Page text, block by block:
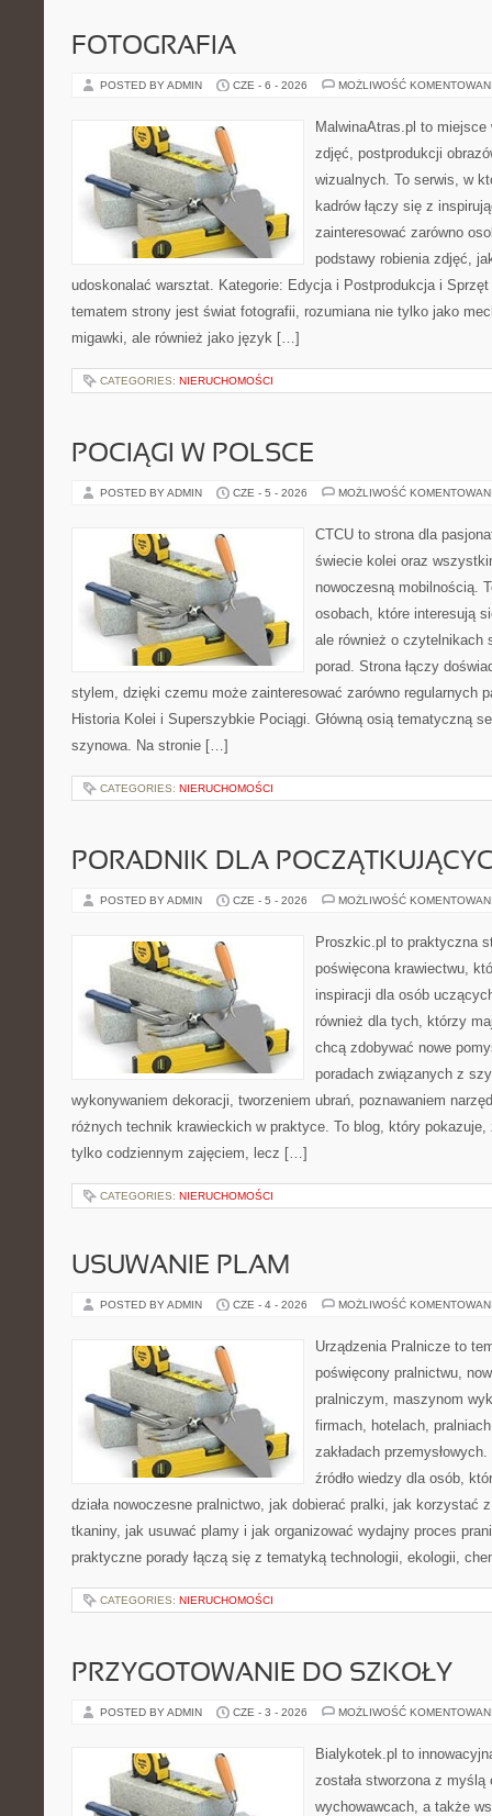
FOTOGRAFIA
POSTED BY ADMIN CZE - 6 - 2026 MOŻLIWOŚĆ
MalwinaAtras.pl to
zdjęć, postprodukcji
wizualnych. To serwis, w
kadrów łączy się z
zainteresować zarówno
podstawy robienia zdjęć,
udoskonalać warsztat. Kategorie: Edycja i Postprodukcja i Sprzęt
tematem strony jest świat fotografii, rozumiana nie tylko jako
migawki, ale również jako język […]
CATEGORIES: NIERUCHOMOŚCI
POCIĄGI W POLSCE
POSTED BY ADMIN CZE - 5 - 2026 MOŻLIWOŚĆ
CTCU to strona dla
świecie kolei oraz
nowoczesną mobilnością.
osobach, które interesują
ale również o czytelnikach
porad. Strona łączy
stylem, dzięki czemu może zainteresować zarówno regularnych
Historia Kolei i Superszybkie Pociągi. Główną osią tematyczną
szynowa. Na stronie […]
CATEGORIES: NIERUCHOMOŚCI
PORADNIK DLA
POSTED BY ADMIN CZE - 5 - 2026 MOŻLIWOŚĆ
Proszkic.pl to praktyczna
poświęcona krawiectwu,
inspiracji dla osób
również dla tych, którzy
chcą zdobywać nowe
poradach związanych z
wykonywaniem dekoracji, tworzeniem ubrań, poznawaniem
różnych technik krawieckich w praktyce. To blog, który
tylko codziennym zajęciem, lecz […]
CATEGORIES: NIERUCHOMOŚCI
USUWANIE PLAM
POSTED BY ADMIN CZE - 4 - 2026 MOŻLIWOŚĆ
Urządzenia Pralnicze to
poświęcony pralnictwu,
pralniczym, maszynom
firmach, hotelach,
zakładach
źródło wiedzy dla osób,
działa nowoczesne pralnictwo, jak dobierać pralki, jak korzystać
tkaniny, jak usuwać plamy i jak organizować wydajny proces
praktyczne porady łączą się z tematyką technologii, ekologii,
CATEGORIES: NIERUCHOMOŚCI
PRZYGOTOWANIE DO SZKOŁY
POSTED BY ADMIN CZE - 3 - 2026 MOŻLIWOŚĆ
Bialykotek.pl to
została stworzona z myślą
wychowawcach, a także